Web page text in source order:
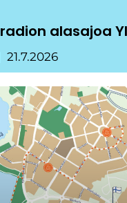
alasajoa
21.7.2026